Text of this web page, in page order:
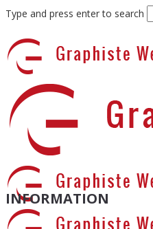
Type and press enter to search
INFORMATION